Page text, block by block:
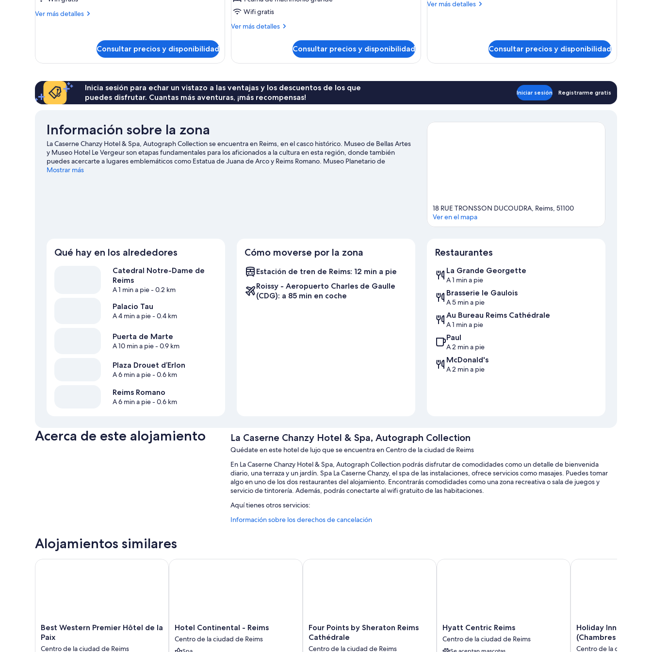
grande,
Ver más detalles
Más
cama
de
grande,
vistas
al
Consultar precios y disponibilidad
grande
(Cathedral
Wifi gratis
Ver más detalles
Más
1
matrimonio
grande
(Cathedral
Consultar precios y disponibilidad
Ver más detalles
Más
individuales,
vistas
patio
Consultar precios y disponibilidad
Inicia sesión para echar un vistazo a las ventajas y los descuentos de los que
puedes disfrutar. Cuantas más aventuras, ¡más recompensas!
Iniciar sesión Registrarme gratis
Información sobre la zona
La Caserne Chanzy Hotel & Spa, Autograph Collection se encuentra en Reims, en el casco histórico. Museo de Bellas Artes
y Museo Hotel Le Vergeur son etapas fundamentales para los aficionados a la cultura en esta región, donde también
puedes acercarte a lugares emblemáticos como Estatua de Juana de Arco y Reims Romano. Museo Planetario de
Champagne-Ardenne y Laberinto Deportivo también merecen la pena.
Mostrar más
18 RUE TRONSSON DUCOUDRA, Reims, 51100
Ver en el mapa
Qué hay en los alrededores
Catedral Notre-Dame de
Reims
A 1 min a pie- 0.2 km
Palacio Tau
A 4 min a pie- 0.4 km
Puerta de Marte
A 10 min a pie- 0.9 km
Plaza Drouet d’Erlon
A 6 min a pie- 0.6 km
Reims Romano
A 6 min a pie- 0.6 km
Cómo moverse por la zona
Estación de tren de Reims: 12 min a pie
Roissy - Aeropuerto Charles de Gaulle
(CDG): a 85 min en coche
Restaurantes
La Grande Georgette
A 1 min a pie
Brasserie le Gaulois
A 5 min a pie
Au Bureau Reims Cathédrale
A 1 min a pie
Paul
A 2 min a pie
McDonald's
A 2 min a pie
Acerca de este alojamiento La Caserne Chanzy Hotel & Spa, Autograph Collection
Quédate en este hotel de lujo que se encuentra en Centro de la ciudad de Reims
En La Caserne Chanzy Hotel & Spa, Autograph Collection podrás disfrutar de comodidades como un detalle de bienvenida
diario, una terraza y un jardín. Spa La Caserne Chanzy, el spa de las instalaciones, ofrece servicios como masajes. Puedes tomar
algo en uno de los dos restaurantes del alojamiento. Encontrarás comodidades como una zona recreativa o sala de juegos y
servicio de tintorería. Además, podrás conectarte al wifi gratuito de las habitaciones.
Aquí tienes otros servicios:
Una piscina cubierta
Consigna de equipaje, 2 salas de reuniones y un servicio de recepción las 24 horas
Además, otros servicios de los que disfrutarás en todas las habitaciones incluyen:
Información sobre los derechos de cancelación
Alojamientos similares
Best
Western
Best Western Premier Hôtel de la
Paix
Centro de la ciudad de Reims
Best Western Premier Hôtel de la Paix
Hotel
Continental
-
Hotel Continental - Reims
Centro de la ciudad de Reims
Hotel Continental - Reims
Four
Points
Four Points by Sheraton Reims
Cathédrale
Centro de la ciudad de Reims
Four Points by Sheraton Reims Cathédrale
Hyatt
Centric
Reims
Hyatt Centric Reims
Centro de la ciudad de Reims
Hyatt Centric Reims
Holiday
Inn
Reims
Holiday Inn Reims
(Chambres
Centro de la ciudad de
Holiday Inn Reims